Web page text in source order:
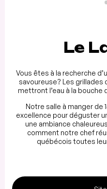
Le
Vous êtes à la recherche
savoureuse? Les grillades
mettront l’eau à la bouche
Notre salle à manger de
excellence pour déguster
une ambiance
comment notre chef
québécois toutes